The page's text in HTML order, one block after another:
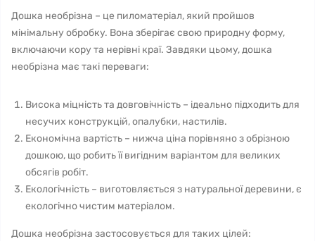
Дошка необрізна – це пиломатеріал, який пройшов
мінімальну обробку. Вона зберігає свою природну форму,
включаючи кору та нерівні краї. Завдяки цьому, дошка
необрізна має такі переваги:
Висока міцність та довговічність – ідеально підходить для
несучих конструкцій, опалубки, настилів.
Економічна вартість – нижча ціна порівняно з обрізною
дошкою, що робить її вигідним варіантом для великих
обсягів робіт.
Екологічність – виготовляється з натуральної деревини, є
екологічно чистим матеріалом.
Дошка необрізна застосовується для таких цілей: